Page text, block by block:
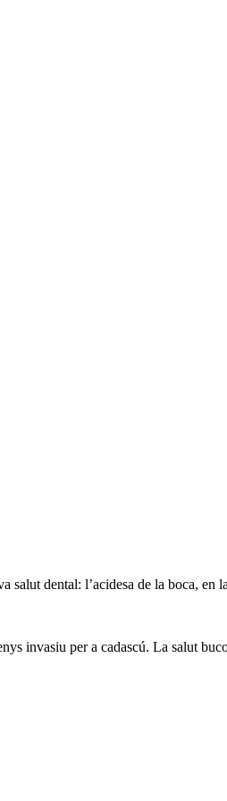
dental: l’acidesa de la boca,
invasiu per a cadascú. La salut